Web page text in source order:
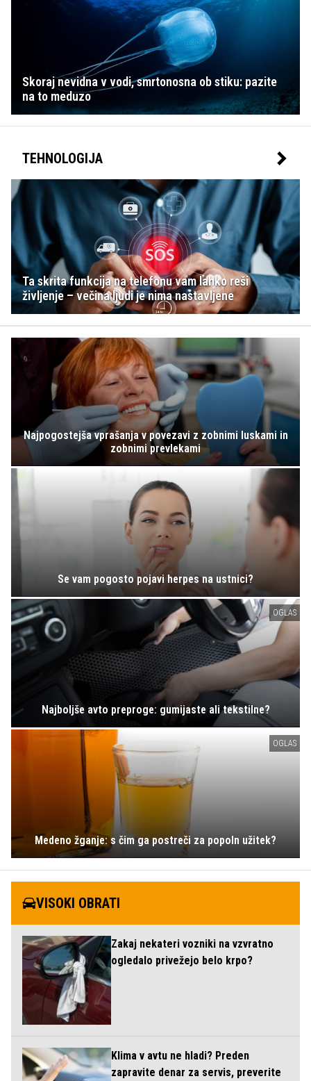
Skoraj nevidna v vodi, smrtonosna ob stiku: pazite
na to meduzo
TEHNOLOGIJA
Ta skrita funkcija na telefonu vam lahko reši
življenje – večina ljudi je nima nastavljene
Najpogostejša vprašanja v povezavi z zobnimi luskami in
zobnimi prevlekami
Se vam pogosto pojavi herpes na ustnici?
OGLAS
Najboljše avto preproge: gumijaste ali tekstilne?
OGLAS
Medeno žganje: s čim ga postreči za popoln užitek?
VISOKI OBRATI
Zakaj nekateri vozniki na vzvratno
ogledalo privežejo belo krpo?
Klima v avtu ne hladi? Preden
zapravite denar za servis, preverite